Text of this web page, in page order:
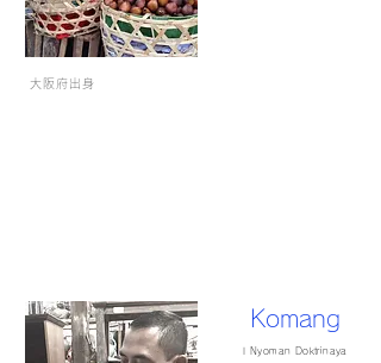
大阪府出身
Komang
I Nyoman Doktrinaya